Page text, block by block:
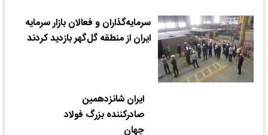
سرمایه‌گذاران و فعالان بازار سرمایه
ایران از منطقه گل‌گهر بازدید کردند
ایران شانزدهمین
صادرکننده بزرگ فولاد
جهان